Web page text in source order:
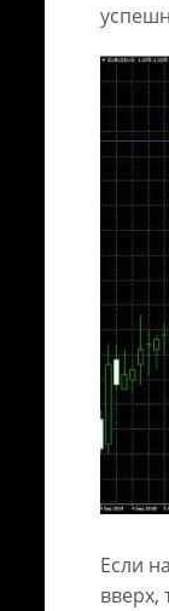
Если
вверх,